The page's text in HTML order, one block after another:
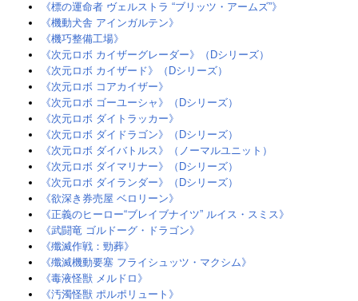
《標の運命者 ヴェルストラ “ブリッツ・アームズ”》
《機動犬舎 アインガルテン》
《機巧整備工場》‎
《次元ロボ カイザーグレーダー》（Dシリーズ）
《次元ロボ カイザード》（Dシリーズ）
《次元ロボ コアカイザー》
《次元ロボ ゴーユーシャ》（Dシリーズ）
《次元ロボ ダイトラッカー》
《次元ロボ ダイドラゴン》（Dシリーズ）
《次元ロボ ダイバトルス》（ノーマルユニット）
《次元ロボ ダイマリナー》（Dシリーズ）
《次元ロボ ダイランダー》（Dシリーズ）
《欲深き券売屋 ベロリーン》
《正義のヒーロー“ブレイブナイツ” ルイス・スミス》
《武闘竜 ゴルドーグ・ドラゴン》
《殲滅作戦：勁葬》
《殲滅機動要塞 フライシュッツ・マクシム》‎
《毒液怪獣 メルドロ》
《汚濁怪獣 ポルポリュート》